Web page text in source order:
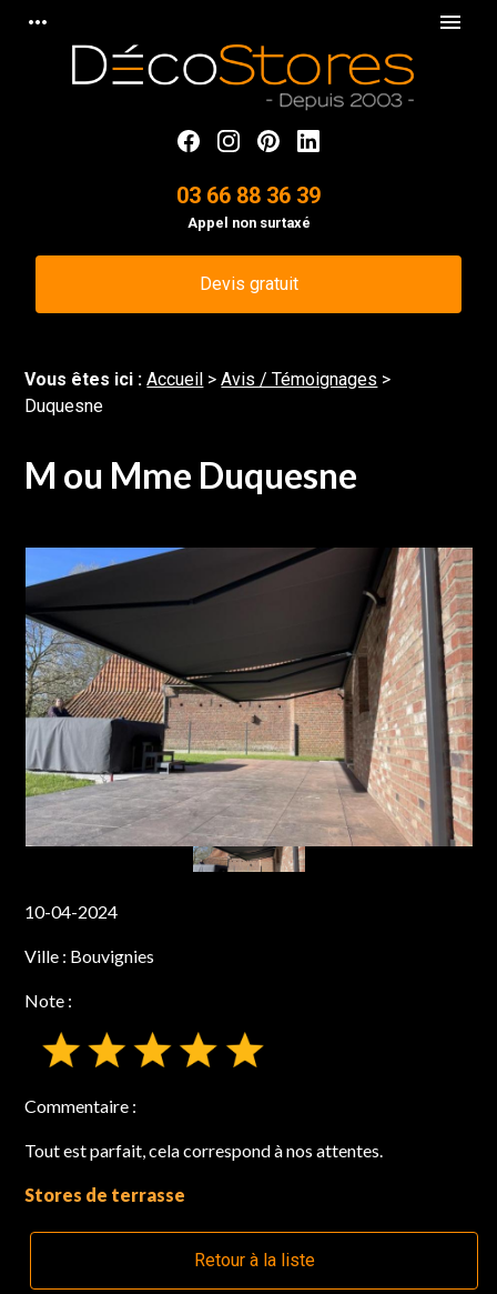
more_horiz menu
03 66 88 36 39
Appel non surtaxé
Devis gratuit
Vous êtes ici :Accueil >Avis / Témoignages >
Duquesne
M ou Mme Duquesne
10-04-2024
Ville : Bouvignies
Note :
Commentaire :
Tout est parfait, cela correspond à nos attentes.
Stores de terrasse
Retour à la liste